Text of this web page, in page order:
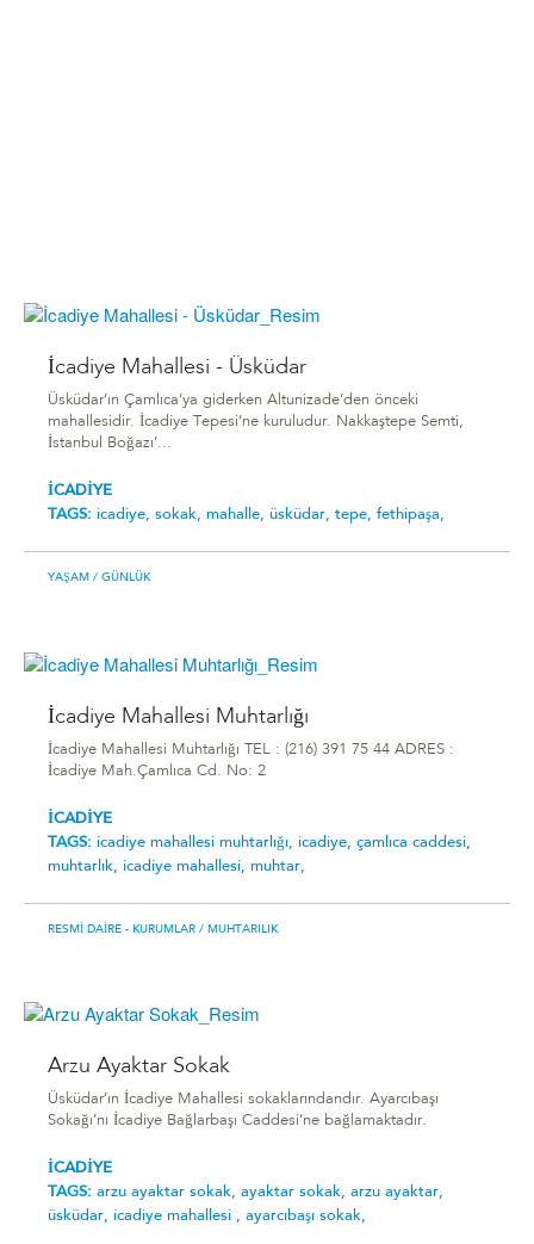
İcadiye Mahallesi - Üsküdar
Üsküdar’ın Çamlıca’ya giderken Altunizade’den önceki
mahallesidir. İcadiye Tepesi’ne kuruludur. Nakkaştepe Semti,
İstanbul Boğazı’...
İCADİYE
TAGS: icadiye, sokak, mahalle, üsküdar, tepe, fethipaşa,
YAŞAM / GÜNLÜK
İcadiye Mahallesi Muhtarlığı
İcadiye Mahallesi Muhtarlığı TEL : (216) 391 75 44 ADRES :
İcadiye Mah.Çamlıca Cd. No: 2
İCADİYE
TAGS: i̇cadiye mahallesi muhtarlığı, icadiye, çamlıca caddesi,
muhtarlık, icadiye mahallesi, muhtar,
RESMI DAIRE - KURUMLAR / MUHTARILIK
Arzu Ayaktar Sokak
Üsküdar’ın İcadiye Mahallesi sokaklarındandır. Ayarcıbaşı
Sokağı’nı İcadiye Bağlarbaşı Caddesi’ne bağlamaktadır.
İCADİYE
TAGS: arzu ayaktar sokak, ayaktar sokak, arzu ayaktar,
üsküdar, i̇cadiye mahallesi , ayarcıbaşı sokak,